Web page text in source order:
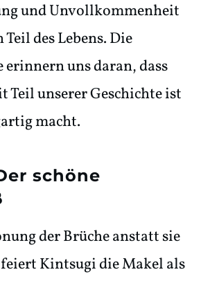
und Unvollkommenheit
des Lebens. Die
erinnern uns daran, dass
Teil unserer Geschichte ist
macht.
schöne
der Brüche anstatt sie
Kintsugi die Makel als